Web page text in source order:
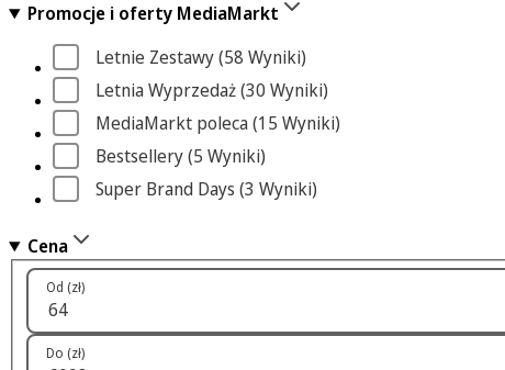
Promocje i oferty MediaMarkt
Letnie Zestawy (58 Wyniki)
Letnia Wyprzedaż (30 Wyniki)
MediaMarkt poleca (15 Wyniki)
Bestsellery (5 Wyniki)
Super Brand Days (3 Wyniki)
Cena
Od (zł)
Do (zł)